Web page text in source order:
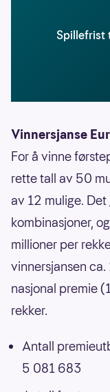
Spillefrist
Vinnersjanse
For å vinne
rette tall av 50
av 12 mulige.
kombinasjoner,
millioner per
vinnersjansen ca.
nasjonal premie
rekker.
Antall
5 081 683